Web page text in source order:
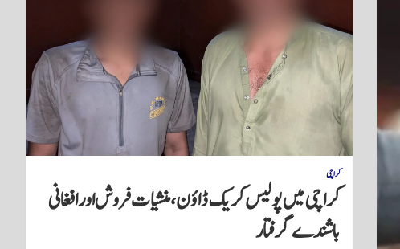
کراچی
کراچی میں پولیس کریک ڈاؤن، منشیات فروش اور افغانی
باشندے گرفتار